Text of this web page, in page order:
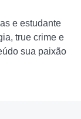
e estudante
true crime e
sua paixão